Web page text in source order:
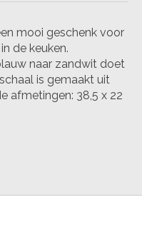
mooi geschenk voor
de keuken.
naar zandwit doet
is gemaakt uit
afmetingen: 38,5 x 22